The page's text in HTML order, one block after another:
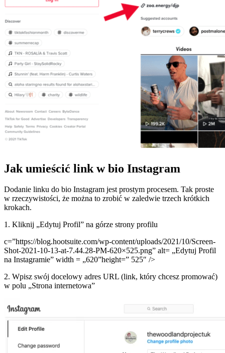
Jak umieścić link w bio Instagram
Dodanie linku do bio Instagram jest prostym procesem. Tak proste
w rzeczywistości, że można to zrobić w zaledwie trzech krótkich
krokach.
1. Kliknij „Edytuj Profil” na górze strony profilu
c=”https://blog.hootsuite.com/wp-content/uploads/2021/10/Screen-
Shot-2021-10-13-at-7.44.28-PM-620×525.png” alt= „Edytuj Profil
na Instagramie” width = „620”height=” 525″ />
2. Wpisz swój docelowy adres URL (link, który chcesz promować)
w polu „Strona internetowa”